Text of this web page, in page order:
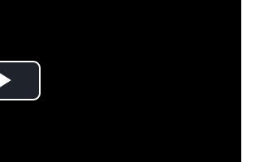
Play